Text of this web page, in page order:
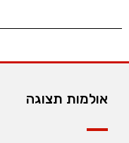
אולמות תצוגה